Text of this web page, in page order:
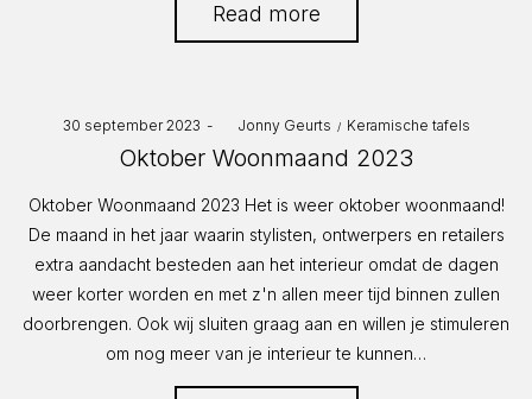
Read more
Posted
30 september 2023 Jonny Geurts
Posted
in
Keramische tafels
Oktober Woonmaand 2023
Oktober Woonmaand 2023 Het is weer oktober woonmaand!
De maand in het jaar waarin stylisten, ontwerpers en retailers
extra aandacht besteden aan het interieur omdat de dagen
weer korter worden en met z'n allen meer tijd binnen zullen
doorbrengen. Ook wij sluiten graag aan en willen je stimuleren
om nog meer van je interieur te kunnen…